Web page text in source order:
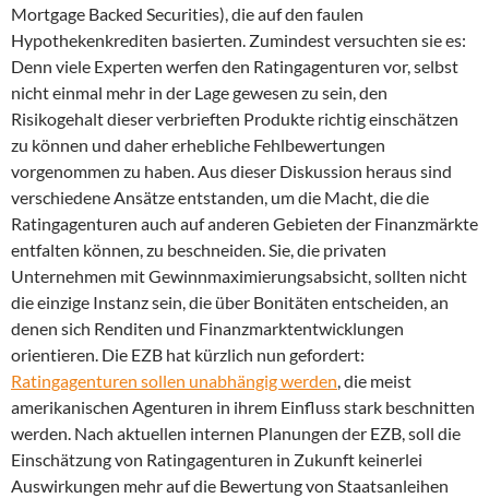
Mortgage Backed Securities), die auf den faulen
Hypothekenkrediten basierten. Zumindest versuchten sie es:
Denn viele Experten werfen den Ratingagenturen vor, selbst
nicht einmal mehr in der Lage gewesen zu sein, den
Risikogehalt dieser verbrieften Produkte richtig einschätzen
zu können und daher erhebliche Fehlbewertungen
vorgenommen zu haben. Aus dieser Diskussion heraus sind
verschiedene Ansätze entstanden, um die Macht, die die
Ratingagenturen auch auf anderen Gebieten der Finanzmärkte
entfalten können, zu beschneiden. Sie, die privaten
Unternehmen mit Gewinnmaximierungsabsicht, sollten nicht
die einzige Instanz sein, die über Bonitäten entscheiden, an
denen sich Renditen und Finanzmarktentwicklungen
orientieren. Die EZB hat kürzlich nun gefordert:
Ratingagenturen sollen unabhängig werden, die meist
amerikanischen Agenturen in ihrem Einfluss stark beschnitten
werden. Nach aktuellen internen Planungen der EZB, soll die
Einschätzung von Ratingagenturen in Zukunft keinerlei
Auswirkungen mehr auf die Bewertung von Staatsanleihen